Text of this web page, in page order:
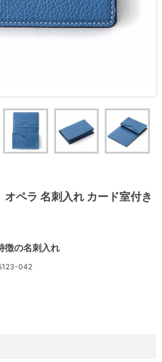
オペラ 名刺入れ カード室付き
徴の名刺入れ
042